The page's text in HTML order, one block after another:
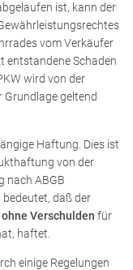
ist, kann der
vom Verkäufer
entstandene Schaden
wird von der
geltend
Haftung. Dies ist
von der
nach ABGB
daß der
ohne Verschulden für
haftet.
einige Regelungen